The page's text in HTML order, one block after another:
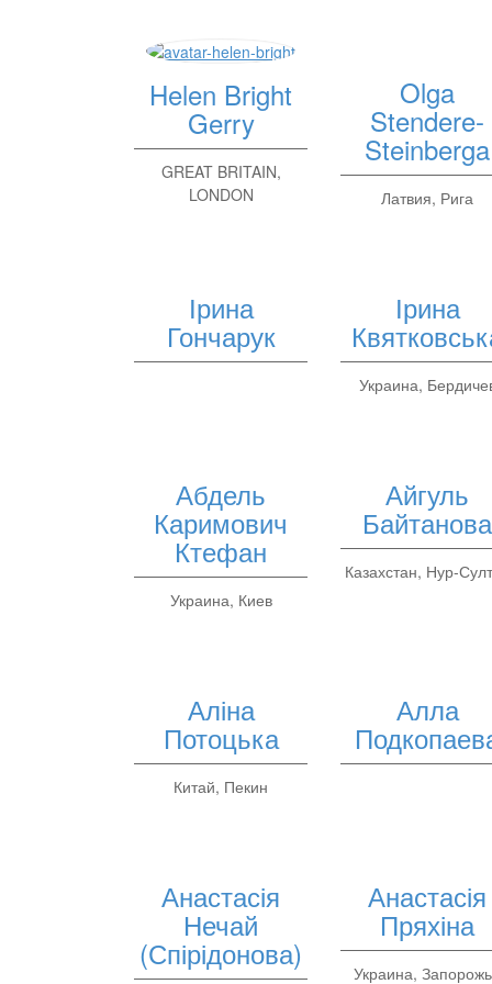
Helen Bright
Gerry
GREAT BRITAIN,
LONDON
Olga
Stendere-
Steinberga
Латвия, Рига
Ірина
Гончарук
Ірина
Украина,
Абдель
Каримович
Ктефан
Украина, Киев
Айгуль
Байтанова
Казахстан, Нур-
Аліна
Потоцька
Китай, Пекин
Алла
Анастасія
Нечай
(Спірідонова)
Анастасія
Пряхіна
Украина,